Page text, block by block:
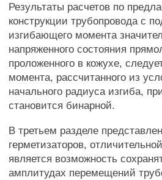
Результаты расчетов по
конструкции трубопровода с
изгибающего момента
напряженного состояния
проложенного в кожухе,
момента, рассчитанного из
начального радиуса изгиба,
становится бинарной.
В третьем разделе
герметизаторов,
является возможность
амплитудах перемещений